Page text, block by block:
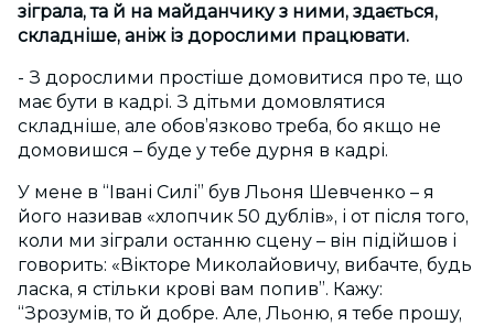
зіграла, та й на майданчику з ними, здається,
складніше, аніж із дорослими працювати.
- З дорослими простіше домовитися про те, що
має бути в кадрі. З дітьми домовлятися
складніше, але обов’язково треба, бо якщо не
домовишся – буде у тебе дурня в кадрі.
У мене в “Івані Силі” був Льоня Шевченко – я
його називав «хлопчик 50 дублів», і от після того,
коли ми зіграли останню сцену – він підійшов і
говорить: «Вікторе Миколайовичу, вибачте, будь
ласка, я стільки крові вам попив”. Кажу:
“Зрозумів, то й добре. Але, Льоню, я тебе прошу,